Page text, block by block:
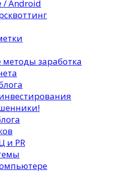
/ Android
заработка
и PR